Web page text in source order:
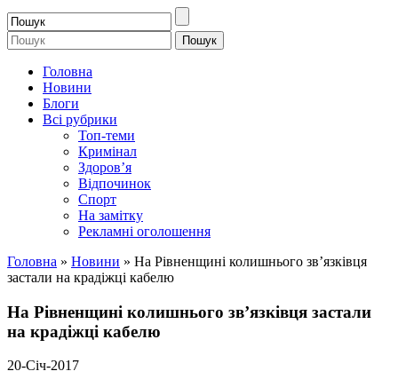
Головна
Новини
Блоги
Всі рубрики
Топ-теми
Кримінал
Здоров’я
Відпочинок
Спорт
На замітку
Рекламні оголошення
Головна » Новини » На Рівненщині колишнього зв’язківця
застали на крадіжці кабелю
На Рівненщині колишнього зв’язківця застали
на крадіжці кабелю
20-Січ-2017